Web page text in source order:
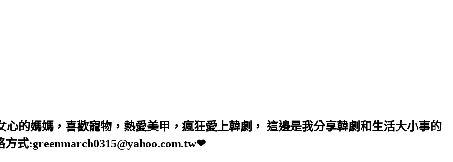
的媽媽，喜歡寵物，熱愛美甲，瘋狂愛上韓劇， 這邊是我分享韓劇和生活大小事的
式:greenmarch0315@yahoo.com.tw❤